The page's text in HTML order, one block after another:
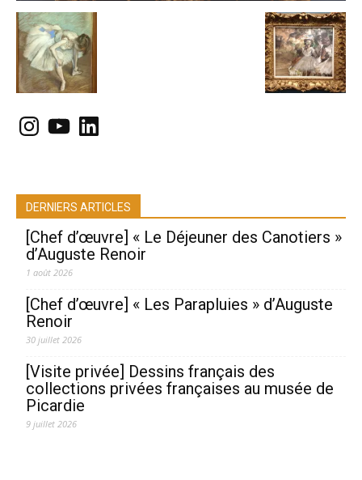
Instagram
YouTubeLinkedIn
DERNIERS ARTICLES
[Chef d’œuvre] « Le Déjeuner des Canotiers »
d’Auguste Renoir
1 août 2026
[Chef d’œuvre] « Les Parapluies » d’Auguste
Renoir
30 juillet 2026
[Visite privée] Dessins français des
collections privées françaises au musée de
Picardie
9 juillet 2026